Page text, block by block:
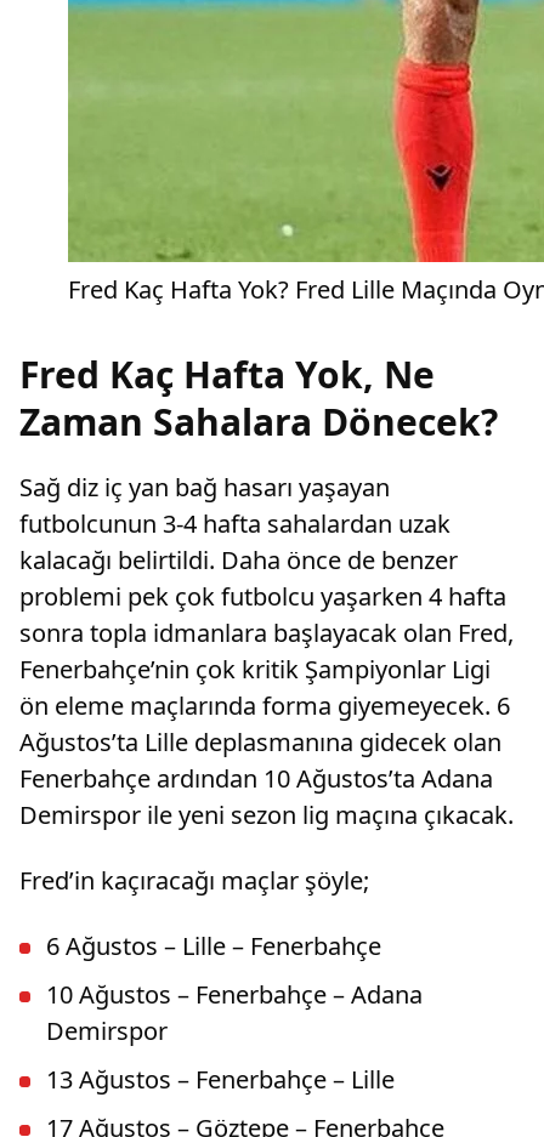
Fred Kaç Hafta Yok? Fred Lille Maçında
Fred Kaç Hafta Yok, Ne
Zaman Sahalara Dönecek?
Sağ diz iç yan bağ hasarı yaşayan
futbolcunun 3-4 hafta sahalardan uzak
kalacağı belirtildi. Daha önce de benzer
problemi pek çok futbolcu yaşarken 4 hafta
sonra topla idmanlara başlayacak olan Fred,
Fenerbahçe’nin çok kritik Şampiyonlar Ligi
ön eleme maçlarında forma giyemeyecek. 6
Ağustos’ta Lille deplasmanına gidecek olan
Fenerbahçe ardından 10 Ağustos’ta Adana
Demirspor ile yeni sezon lig maçına çıkacak.
Fred’in kaçıracağı maçlar şöyle;
6 Ağustos – Lille – Fenerbahçe
10 Ağustos – Fenerbahçe – Adana
Demirspor
13 Ağustos – Fenerbahçe – Lille
17 Ağustos – Göztepe – Fenerbahçe